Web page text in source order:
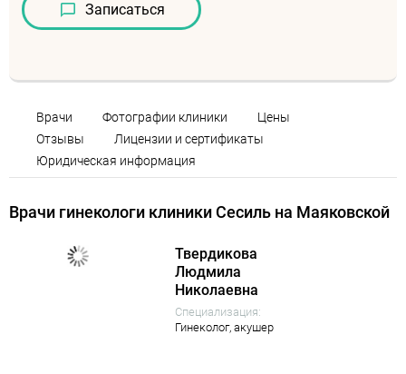
Записаться
Врачи Фотографии клиники
Цены
Отзывы
Лицензии и сертификаты
Юридическая информация
Врачи гинекологи клиники Сесиль на Маяковской
Твердикова
Людмила
Николаевна
Специализация:
Гинеколог, акушер